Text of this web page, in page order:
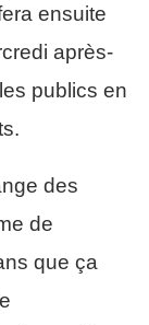
ensuite
après-
publics en
des
de
que ça